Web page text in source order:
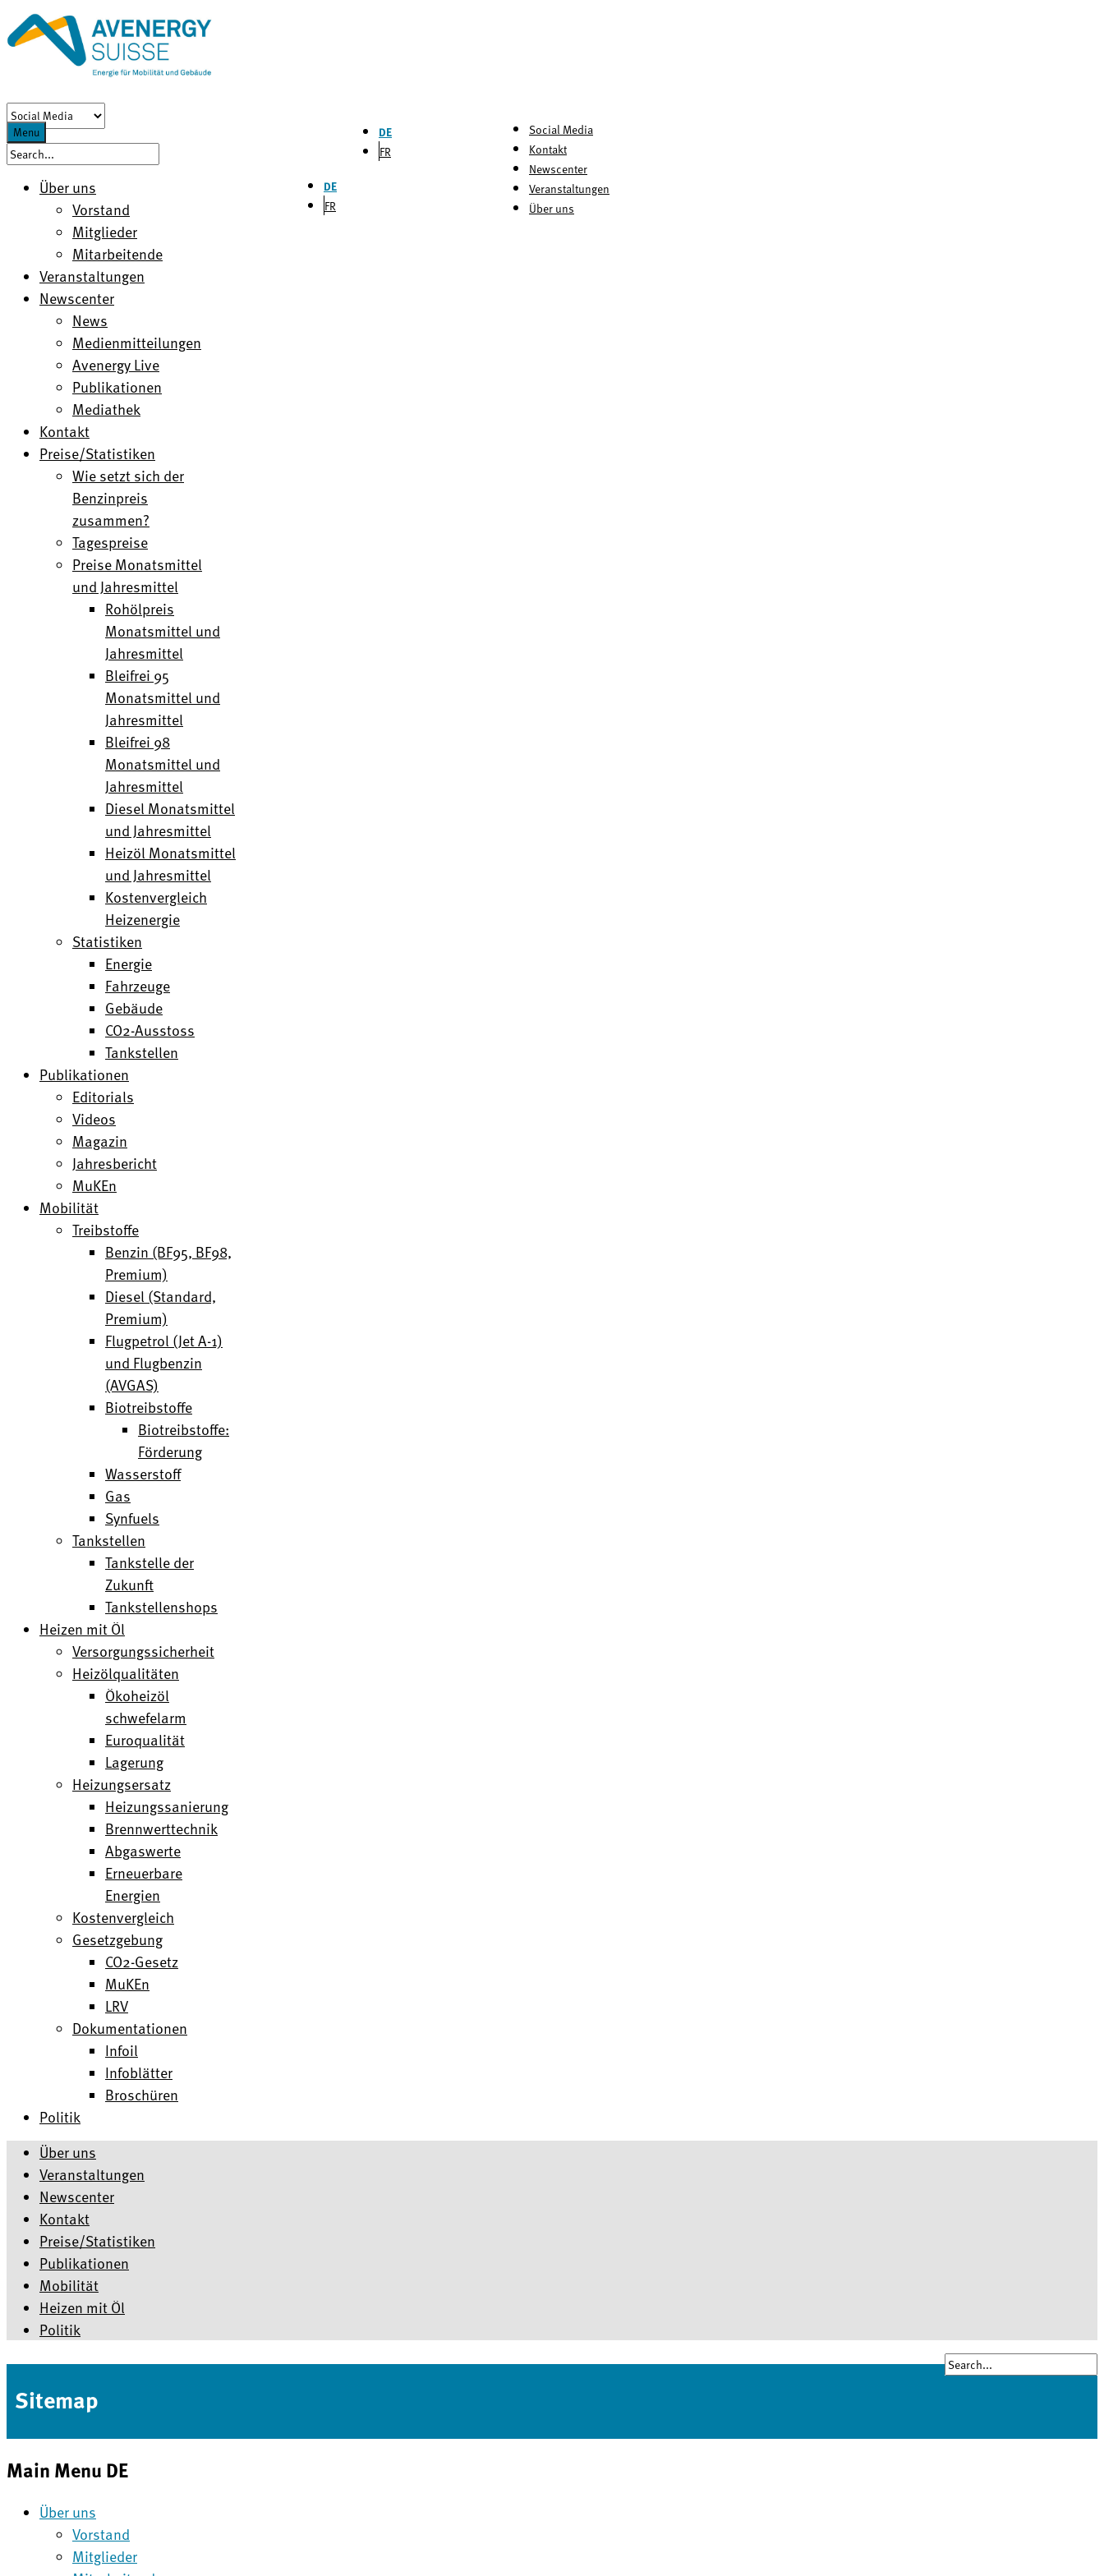
Social Media
Kontakt
Newscenter
Veranstaltungen
Über uns
DE
FR
Menu
DE
FR
Über uns
Vorstand
Mitglieder
Mitarbeitende
Veranstaltungen
Newscenter
News
Medienmitteilungen
Avenergy Live
Publikationen
Mediathek
Kontakt
Preise/Statistiken
Wie setzt sich der
Benzinpreis
zusammen?
Tagespreise
Preise Monatsmittel
und Jahresmittel
Rohölpreis
Monatsmittel und
Jahresmittel
Bleifrei 95
Monatsmittel und
Jahresmittel
Bleifrei 98
Monatsmittel und
Jahresmittel
Diesel Monatsmittel
und Jahresmittel
Heizöl Monatsmittel
und Jahresmittel
Kostenvergleich
Heizenergie
Statistiken
Energie
Fahrzeuge
Gebäude
CO2-Ausstoss
Tankstellen
Publikationen
Editorials
Videos
Magazin
Jahresbericht
MuKEn
Mobilität
Treibstoffe
Benzin (BF95, BF98,
Premium)
Diesel (Standard,
Premium)
Flugpetrol (Jet A-1)
und Flugbenzin
(AVGAS)
Biotreibstoffe
Biotreibstoffe:
Förderung
Wasserstoff
Gas
Synfuels
Tankstellen
Tankstelle der
Zukunft
Tankstellenshops
Heizen mit Öl
Versorgungssicherheit
Heizölqualitäten
Ökoheizöl
schwefelarm
Euroqualität
Lagerung
Heizungsersatz
Heizungssanierung
Brennwerttechnik
Abgaswerte
Erneuerbare
Energien
Kostenvergleich
Gesetzgebung
CO2-Gesetz
MuKEn
LRV
Dokumentationen
Infoil
Infoblätter
Broschüren
Politik
Über uns
Veranstaltungen
Newscenter
Kontakt
Preise/Statistiken
Publikationen
Mobilität
Heizen mit Öl
Politik
Sitemap
Main Menu DE
Über uns
Vorstand
Mitglieder